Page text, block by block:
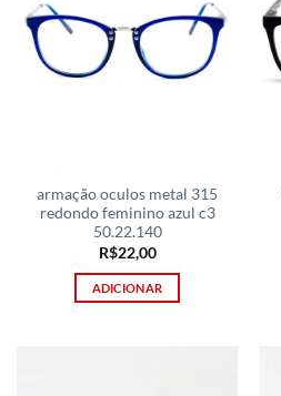
armação oculos metal 315
redondo feminino azul c3
50.22.140
R$22,00
ADICIONAR